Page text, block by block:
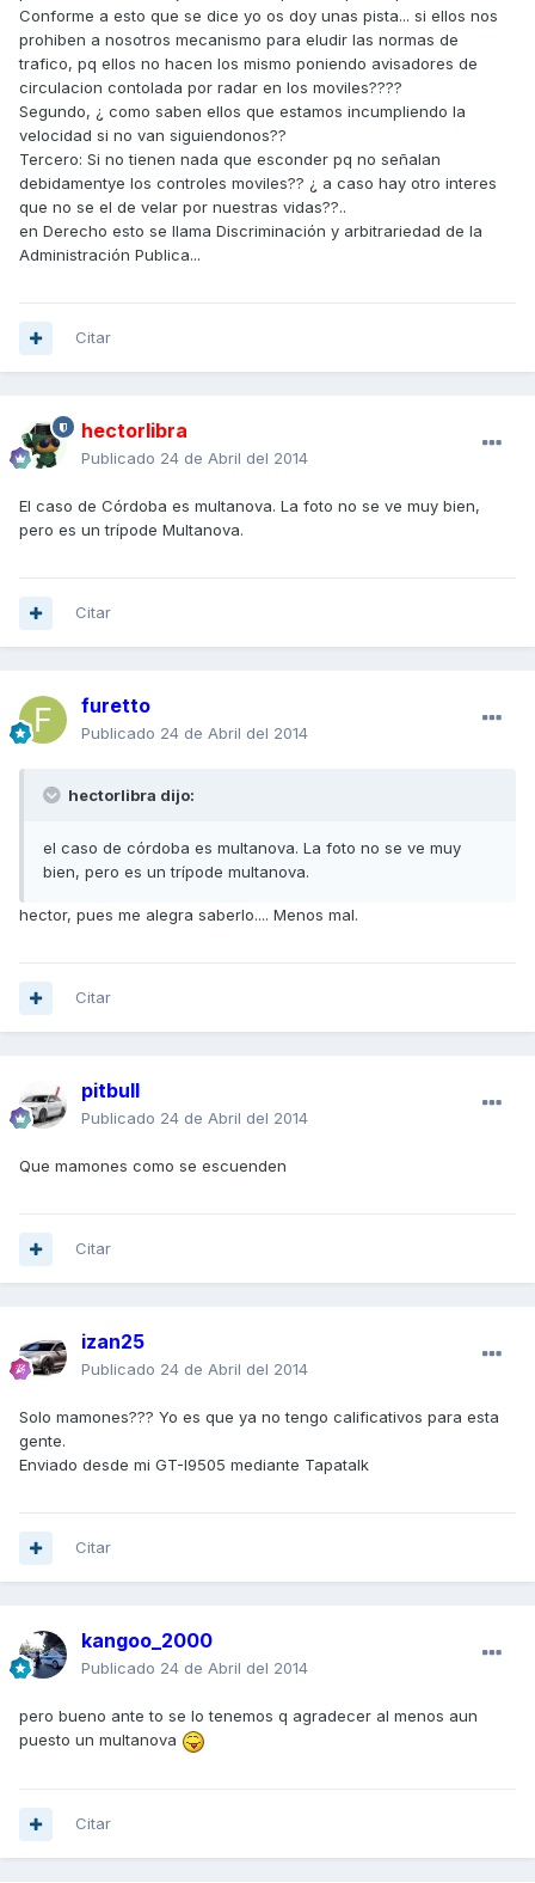
Conforme a esto que se dice yo os doy unas pista... si ellos nos
prohiben a nosotros mecanismo para eludir las normas de
trafico, pq ellos no hacen los mismo poniendo avisadores de
circulacion contolada por radar en los moviles????
Segundo, ¿ como saben ellos que estamos incumpliendo la
velocidad si no van siguiendonos??
Tercero: Si no tienen nada que esconder pq no señalan
debidamentye los controles moviles?? ¿ a caso hay otro interes
que no se el de velar por nuestras vidas??..
en Derecho esto se llama Discriminación y arbitrariedad de la
Administración Publica...
Citar
hectorlibra
Publicado 24 de Abril del 2014
El caso de Córdoba es multanova. La foto no se ve muy bien,
pero es un trípode Multanova.
Citar
furetto
Publicado 24 de Abril del 2014
hectorlibra dijo:
el caso de córdoba es multanova. La foto no se ve muy
bien, pero es un trípode multanova.
hector, pues me alegra saberlo.... Menos mal.
Citar
pitbull
Publicado 24 de Abril del 2014
Que mamones como se escuenden
Citar
izan25
Publicado 24 de Abril del 2014
Solo mamones??? Yo es que ya no tengo calificativos para esta
gente.
Enviado desde mi GT-I9505 mediante Tapatalk
Citar
kangoo_2000
Publicado 24 de Abril del 2014
pero bueno ante to se lo tenemos q agradecer al menos aun
puesto un multanova
Citar